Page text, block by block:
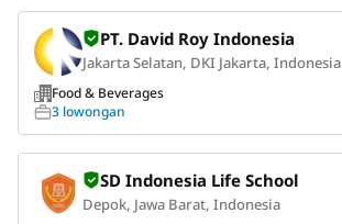
PT. David Roy Indonesia
Jakarta Selatan, DKI Jakarta, Indonesia
Food & Beverages
3 lowongan
SD Indonesia Life School
Depok, Jawa Barat, Indonesia